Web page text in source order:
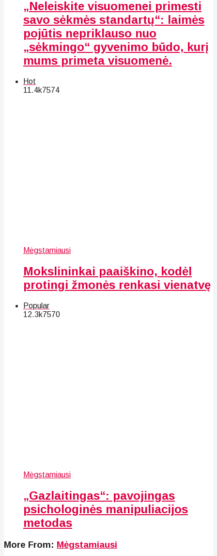
„Neleiskite visuomenei primesti
savo sėkmės standartų“: laimės
pojūtis nepriklauso nuo
„sėkmingo“ gyvenimo būdo, kurį
mums primeta visuomenė.
Hot
11.4k7574
Mėgstamiausi
Mokslininkai paaiškino, kodėl
protingi žmonės renkasi vienatvę
Popular
12.3k7570
Mėgstamiausi
„Gazlaitingas“: pavojingas
psichologinės manipuliacijos
metodas
More From: Mėgstamiausi